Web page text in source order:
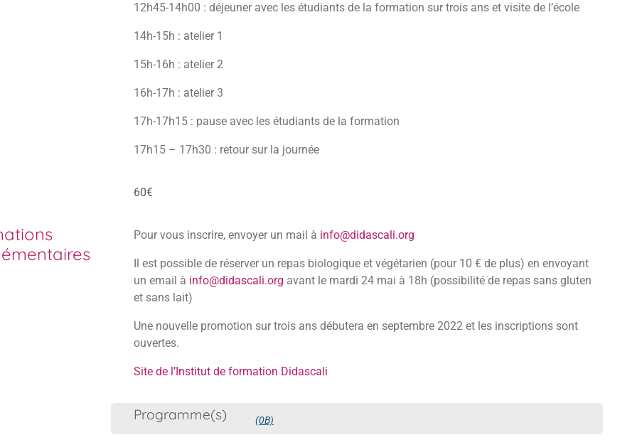
12h45-14h00 : déjeuner avec les étudiants de la formation sur trois ans et visite de l’école
14h-15h : atelier 1
15h-16h : atelier 2
16h-17h : atelier 3
17h-17h15 : pause avec les étudiants de la formation
17h15 – 17h30 : retour sur la journée
60€
Pour vous inscrire, envoyer un mail à info@didascali.org
Il est possible de réserver un repas biologique et végétarien (pour 10 € de plus) en envoyant
un email à info@didascali.org avant le mardi 24 mai à 18h (possibilité de repas sans gluten
et sans lait)
Une nouvelle promotion sur trois ans débutera en septembre 2022 et les inscriptions sont
ouvertes.
Site de l’Institut de formation Didascali
Programme(s) (0B)